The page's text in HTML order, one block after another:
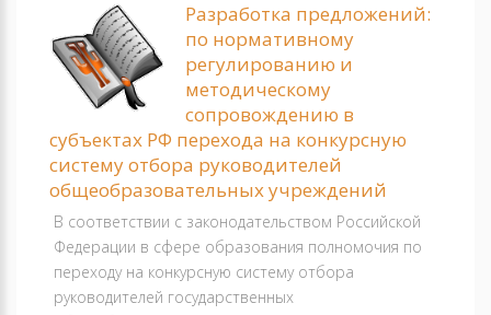
Разработка предложений:
по нормативному
регулированию и
методическому
сопровождению в
субъектах РФ перехода на конкурсную
систему отбора руководителей
общеобразовательных учреждений
В соответствии с законодательством Российской
Федерации в сфере образования полномочия по
переходу на конкурсную систему отбора
руководителей государственных